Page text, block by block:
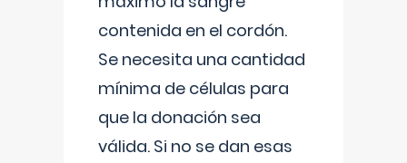
contenida en el cordón.
Se necesita una cantidad
mínima de células para
que la donación sea
válida. Si no se dan esas